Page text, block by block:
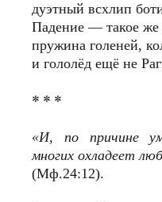
дуэтный всхлип
Падение — такое же
пружина голеней,
и гололёд ещё не
* * *
«И, по причине
многих охладеет
(Мф.24:12).